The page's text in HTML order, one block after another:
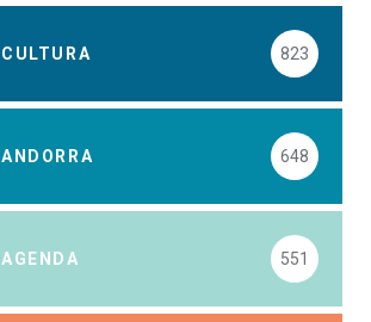
CULTURA 823
ANDORRA 648
AGENDA 551